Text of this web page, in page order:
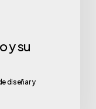
y su
diseñar y